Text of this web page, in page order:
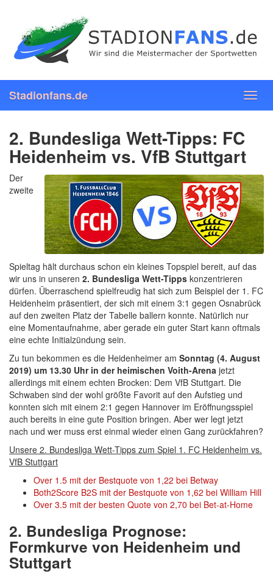
content
Stadionfans.de
2. Bundesliga Wett-Tipps: FC
Heidenheim vs. VfB Stuttgart
Der
zweite
Spieltag hält durchaus schon ein kleines Topspiel bereit, auf das
wir uns in unseren 2. Bundesliga Wett-Tipps konzentrieren
dürfen. Überraschend spielfreudig hat sich zum Beispiel der 1. FC
Heidenheim präsentiert, der sich mit einem 3:1 gegen Osnabrück
auf den zweiten Platz der Tabelle ballern konnte. Natürlich nur
eine Momentaufnahme, aber gerade ein guter Start kann oftmals
eine echte Initialzündung sein.
Zu tun bekommen es die Heidenheimer am Sonntag (4. August
2019) um 13.30 Uhr in der heimischen Voith-Arena jetzt
allerdings mit einem echten Brocken: Dem VfB Stuttgart. Die
Schwaben sind der wohl größte Favorit auf den Aufstieg und
konnten sich mit einem 2:1 gegen Hannover im Eröffnungsspiel
auch bereits in eine gute Position bringen. Aber wer legt jetzt
nach und wer muss erst einmal wieder einen Gang zurückfahren?
Unsere 2. Bundesliga Wett-Tipps zum Spiel 1. FC Heidenheim vs.
VfB Stuttgart
Over 1.5 mit der Bestquote von 1,22 bei Betway
Both2Score B2S mit der Bestquote von 1,62 bei William Hill
Over 3.5 mit der besten Quote von 2,70 bei Bet-at-Home
2. Bundesliga Prognose:
Formkurve von Heidenheim und
Stuttgart